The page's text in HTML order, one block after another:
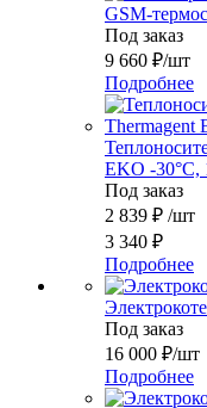
GSM-
Под заказ
9 660 ₽/шт
Подробнее
EKO -30°C,
Под заказ
2 839 ₽ /шт
3 340 ₽
Подробнее
Под заказ
16 000 ₽/шт
Подробнее